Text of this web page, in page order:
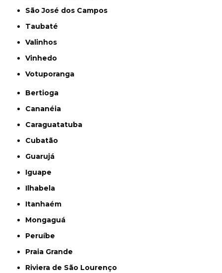
São José dos Campos
Taubaté
Valinhos
Vinhedo
Votuporanga
Bertioga
Cananéia
Caraguatatuba
Cubatão
Guarujá
Iguape
Ilhabela
Itanhaém
Mongaguá
Peruíbe
Praia Grande
Riviera de São Lourenço